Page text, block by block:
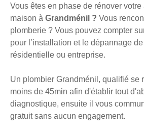
Vous êtes en phase de rénover votre
maison à Grandménil ? Vous
plomberie ? Vous pouvez compter
pour l’installation et le dépannage
résidentielle ou entreprise.
Un plombier Grandménil, qualifié se
moins de 45min afin d'établir tout
diagnostique, ensuite il vous
gratuit sans aucun engagement.